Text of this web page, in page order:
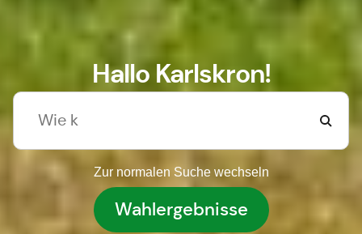
Hallo Karlskron!
Zur normalen Suche wechseln
Wahlergebnisse